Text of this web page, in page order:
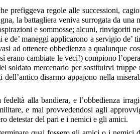
prefiggeva regole alle successioni,
la battagliera veniva surrogata da
e sommosse; alcuni, rinvigoriti
de’ maneggi applicarono a servigio
ad ottenere obbedienza a qualunque
erano cambiate le veci!) compiono
soldato mercenario per sostituirvi
dell’antico disarmo appajono nella
alla bandiera, e l’obbedienza
e mal provvedendosi agli
detestar del pari e i nemici e gli amici.